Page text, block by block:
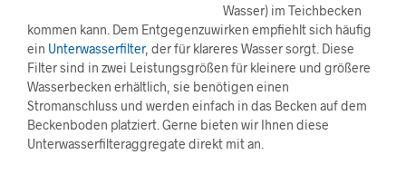
Wasser) im Teichbecken
kommen kann. Dem Entgegenzuwirken empfiehlt sich häufig
ein Unterwasserfilter, der für klareres Wasser sorgt. Diese
Filter sind in zwei Leistungsgrößen für kleinere und größere
Wasserbecken erhältlich, sie benötigen einen
Stromanschluss und werden einfach in das Becken auf dem
Beckenboden platziert. Gerne bieten wir Ihnen diese
Unterwasserfilteraggregate direkt mit an.